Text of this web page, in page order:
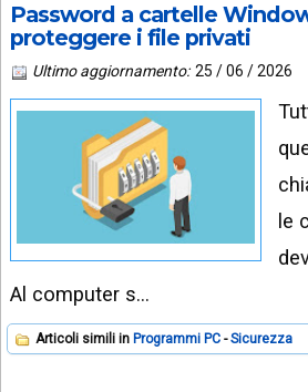
Password a cartelle
proteggere i file privati
Ultimo aggiornamento: 25 / 06 / 2026
le
Al computer s…
Articoli simili in Programmi PC Sicurezza